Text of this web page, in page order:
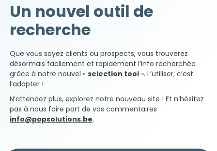
Un nouvel outil de
recherche
Que vous soyez clients ou prospects, vous trouverez
désormais facilement et rapidement l’info recherchée
grâce à notre nouvel « selection tool ». L’utiliser, c’est
l’adopter !
N’attendez plus, explorez notre nouveau site ! Et n’hésitez
pas à nous faire part de vos commentaires
info@popsolutions.be.